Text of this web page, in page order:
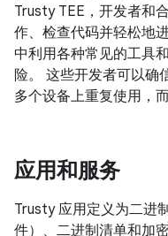
Trusty TEE，开发者和
作、检查代码并轻松地
中利用各种常见的工具
险。 这些开发者可以确
多个设备上重复使用，
应用和服务
Trusty 应用定义为二进
件）、二进制清单和加